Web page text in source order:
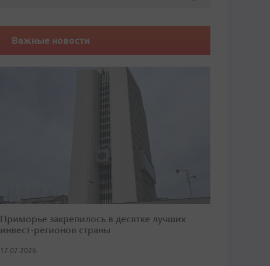
Важные новости
Приморье закрепилось в десятке лучших
инвест-регионов страны
17.07.2026